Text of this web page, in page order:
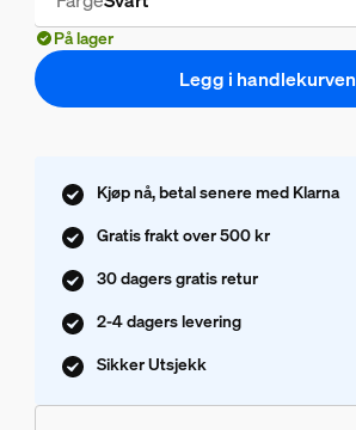
På lager
Legg i handlekurven
Kjøp nå, betal senere med Klarna
Gratis frakt over 500 kr
30 dagers gratis retur
2-4 dagers levering
Sikker Utsjekk